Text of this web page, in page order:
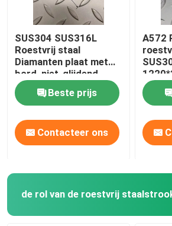
SUS304 SUS316L
Roestvrij staal
Diamanten plaat met
bord, niet-glijdend,
geblazen plaat
3*1500*3000 mm
Beste prijs
Contacteer ons
A572
de rol van de roestvrij